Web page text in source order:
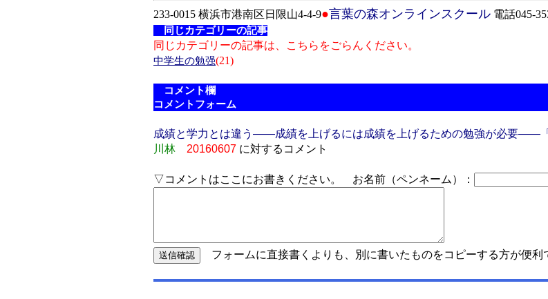
233-0015 横浜市港南区日限山4-4-9●言葉の森オンラインスクール 電話045-
同じカテゴリーの記事
同じカテゴリーの記事は、こちらをごらんください。
中学生の勉强(21)
コメント欄
コメントフォーム
成績と学力とは違う――成績を上げるには成績を上げるための勉強が必要――
川林
20160607 に対するコメント
▽コメントはここにお書きください。 お名前（ペンネーム）：
フォームに直接書くよりも、別に書いたものをコピーする方が便利